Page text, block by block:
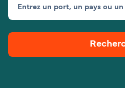
Canada (FR)
Mon
Entrez un port, un pays ou